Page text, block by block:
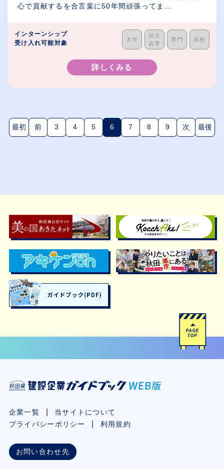
心で貢献するを合言葉に50年間頑張ってま...
インターンシップ
受け入れ可能対象
大学
短大
高専
専門 高校
詳しくみる
最初 前 3 4 5 6(現在のページ)
7 8 9 次 最後
企業一覧
当サイトについて
プライバシーポリシー
利用規約
お問い合わせ先